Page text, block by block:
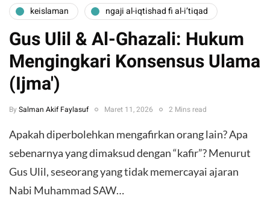
keislaman ngaji al-iqtishad fi al-i’tiqad
Gus Ulil & Al-Ghazali: Hukum
Mengingkari Konsensus Ulama
(Ijma')
By Salman Akif Faylasuf Maret 11, 2026 2 Mins read
Apakah diperbolehkan mengafirkan orang lain? Apa
sebenarnya yang dimaksud dengan “kafir”? Menurut
Gus Ulil, seseorang yang tidak memercayai ajaran
Nabi Muhammad SAW…